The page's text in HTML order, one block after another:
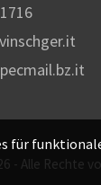
- Alle Rechte
für